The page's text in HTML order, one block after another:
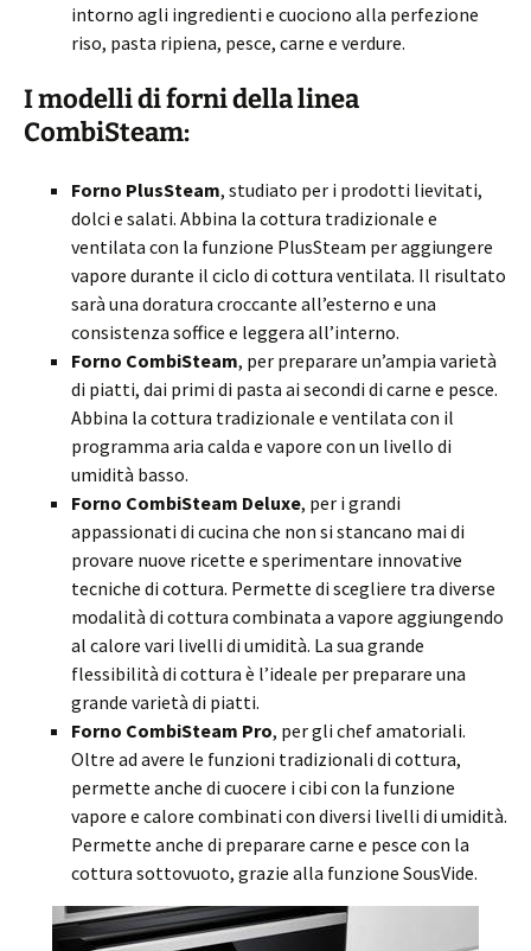
intorno agli ingredienti e cuociono alla perfezione
riso, pasta ripiena, pesce, carne e verdure.
I modelli di forni della linea
CombiSteam:
Forno PlusSteam, studiato per i prodotti lievitati,
dolci e salati. Abbina la cottura tradizionale e
ventilata con la funzione PlusSteam per aggiungere
vapore durante il ciclo di cottura ventilata. Il risultato
sarà una doratura croccante all’esterno e una
consistenza soffice e leggera all’interno.
Forno CombiSteam, per preparare un’ampia varietà
di piatti, dai primi di pasta ai secondi di carne e pesce.
Abbina la cottura tradizionale e ventilata con il
programma aria calda e vapore con un livello di
umidità basso.
Forno CombiSteam Deluxe, per i grandi
appassionati di cucina che non si stancano mai di
provare nuove ricette e sperimentare innovative
tecniche di cottura. Permette di scegliere tra diverse
modalità di cottura combinata a vapore aggiungendo
al calore vari livelli di umidità. La sua grande
flessibilità di cottura è l’ideale per preparare una
grande varietà di piatti.
Forno CombiSteam Pro, per gli chef amatoriali.
Oltre ad avere le funzioni tradizionali di cottura,
permette anche di cuocere i cibi con la funzione
vapore e calore combinati con diversi livelli di umidità.
Permette anche di preparare carne e pesce con la
cottura sottovuoto, grazie alla funzione SousVide.